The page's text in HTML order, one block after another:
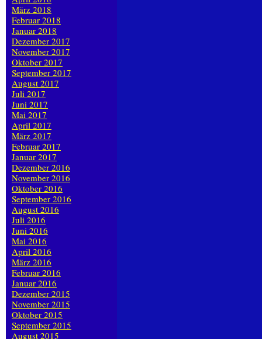
März 2018
Februar 2018
Januar 2018
Dezember 2017
November 2017
Oktober 2017
September 2017
August 2017
Juli 2017
Juni 2017
Mai 2017
April 2017
März 2017
Februar 2017
Januar 2017
Dezember 2016
November 2016
Oktober 2016
September 2016
August 2016
Juli 2016
Juni 2016
Mai 2016
April 2016
März 2016
Februar 2016
Januar 2016
Dezember 2015
November 2015
Oktober 2015
September 2015
August 2015